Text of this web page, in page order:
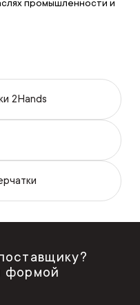
промышленности и
2Hands
формой